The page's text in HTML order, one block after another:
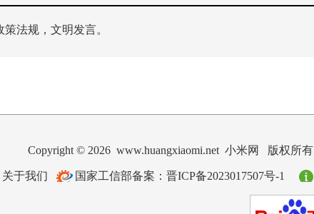
法规，文明发言。
Copyright © 2026 www.huangxiaomi.net 小米网 版权所有
关于我们 国家工信部备案：晋ICP备2023017507号-1